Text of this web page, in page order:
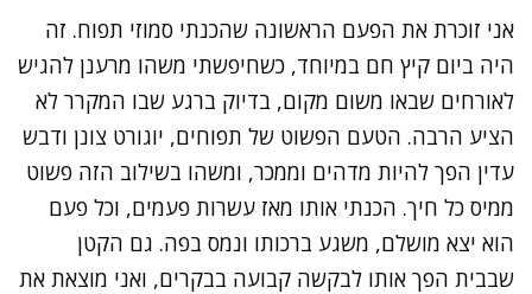
אני זוכרת את הפעם הראשונה שהכנתי סמוזי תפוח. זה
היה ביום קיץ חם במיוחד, כשחיפשתי משהו מרענן להגיש
לאורחים שבאו משום מקום, בדיוק ברגע שבו המקרר לא
הציע הרבה. הטעם הפשוט של תפוחים, יוגורט צונן ודבש
עדין הפך להיות מדהים וממכר, ומשהו בשילוב הזה פשוט
ממיס כל חיך. הכנתי אותו מאז עשרות פעמים, וכל פעם
הוא יצא מושלם, משגע ברכותו ונמס בפה. גם הקטן
שבבית הפך אותו לבקשה קבועה בבקרים, ואני מוצאת את